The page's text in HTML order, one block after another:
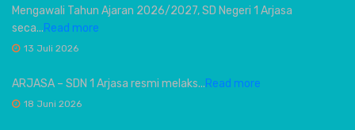
Mengawali Tahun Ajaran 2026/2027, SD Negeri 1 Arjasa
seca...Read more
13 Juli 2026
ARJASA – SDN 1 Arjasa resmi melaks...Read more
18 Juni 2026